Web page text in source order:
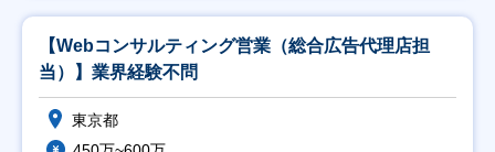
【Webコンサルティング営業（総合広告代理店担
当）】業界経験不問
東京都